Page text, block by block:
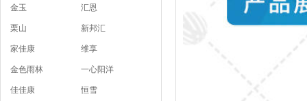
金玉
汇恩
栗山
新邦汇
家佳康
维享
金色雨林
一心阳洋
佳佳康
恒雪